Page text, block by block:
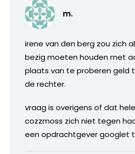
m.
irene van den berg zou zich
bezig moeten houden met
plaats van te proberen geld
de rechter.
vraag is overigens of dat
cozzmoss zich niet tegen
een opdrachtgever googlet